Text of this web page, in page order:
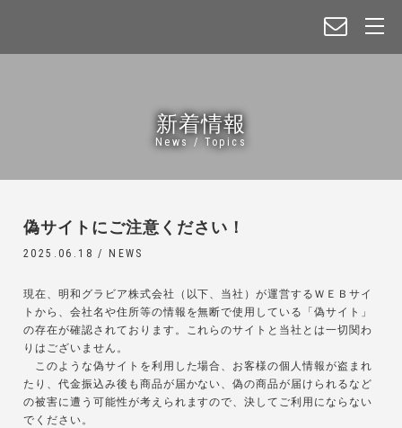
新着情報
News / Topics
偽サイトにご注意ください！
2025.06.18 / NEWS
現在、明和グラビア株式会社（以下、当社）が運営するＷＥＢサイ
トから、会社名や住所等の情報を無断で使用している「偽サイト」
の存在が確認されております。これらのサイトと当社とは一切関わ
りはございません。
このような偽サイトを利用した場合、お客様の個人情報が盗まれ
たり、代金振込み後も商品が届かない、偽の商品が届けられるなど
の被害に遭う可能性が考えられますので、決してご利用にならない
でください。